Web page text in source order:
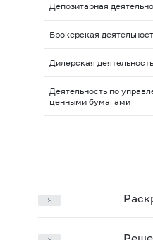
Депозитарная
Брокерская
Дилерская деятельность
Деятельность по
ценными бумагами